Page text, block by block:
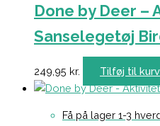
Done by Deer –
Sanselegetøj
249,95 kr. Tilføj til kurv
Få på lager 1-3